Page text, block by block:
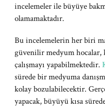
incelemeler ile büyüye
olamamaktadır.
Bu incelemelerin her biri
güvenilir medyum hocalar,
çalışmayı yapabilmektedir.
sürede bir medyuma
kolay bozulabilecektir.
yapacak, büyüyü kısa